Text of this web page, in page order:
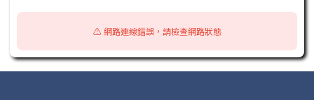
⚠️ 網路連線錯誤，請檢查網路狀態